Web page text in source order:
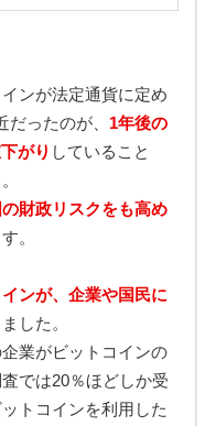
ンが法定通貨に定め
ったのが、 1年後の
がり していること
財政リスクをも高め
。
ンが、企業や国民に
した。
業がビットコインの
では20％ほどしか受
トコインを利用した